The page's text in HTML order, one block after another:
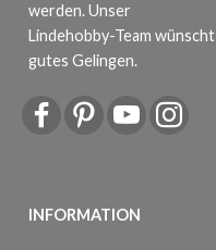
werden. Unser
Lindehobby-Team wünscht
gutes Gelingen.
INFORMATION